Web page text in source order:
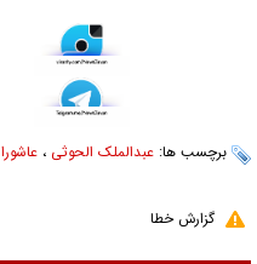
برچسب ها: عبدالملک الحوثی ، عاشورا
گزارش خطا